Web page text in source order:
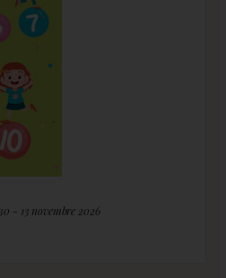
par vendredi 13 novembre à 17h30 - 13 novembre 2026